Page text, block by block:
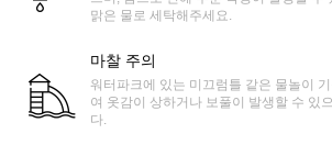
맑은 물로 세탁해주세요.
마찰 주의
워터파크에 있는 미끄럼틀 같은 물놀이
여 옷감이 상하거나 보풀이 발생할 수 있
다.